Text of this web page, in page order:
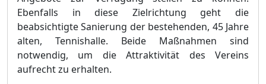
Ebenfalls in diese Zielrichtung geht die
beabsichtigte Sanierung der bestehenden, 45 Jahre
alten, Tennishalle. Beide Maßnahmen sind
notwendig, um die Attraktivität des Vereins
aufrecht zu erhalten.